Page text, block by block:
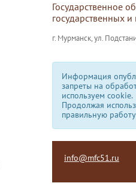
Государственное
государственных
г. Мурманск, ул.
Информация
запреты на
используем сookie.
Продолжая
правильную
info@mfc51.ru